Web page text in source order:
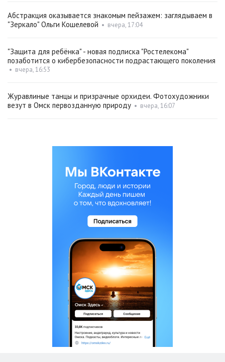
Абстракция оказывается знакомым пейзажем: заглядываем в
"Зеркало" Ольги Кошелевой • вчера, 17:04
"Защита для ребёнка" - новая подписка "Ростелекома"
позаботится о кибербезопасности подрастающего поколения
• вчера, 16:53
Журавлиные танцы и призрачные орхидеи. Фотохудожники
везут в Омск первозданную природу • вчера, 16:07